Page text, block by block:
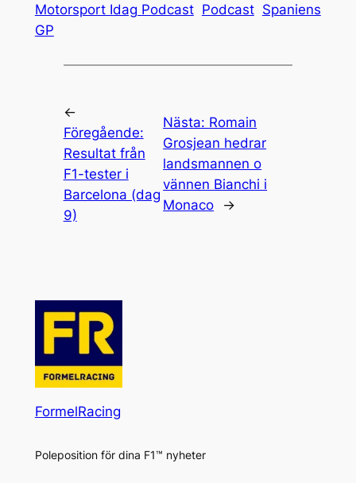
Motorsport Idag Podcast Podcast Spaniens
GP
←
Föregående:
Resultat från
F1-tester i
Barcelona (dag
9)
Nästa: Romain
Grosjean hedrar
landsmannen o
vännen Bianchi i
Monaco
→
FormelRacing
Poleposition för dina F1™ nyheter